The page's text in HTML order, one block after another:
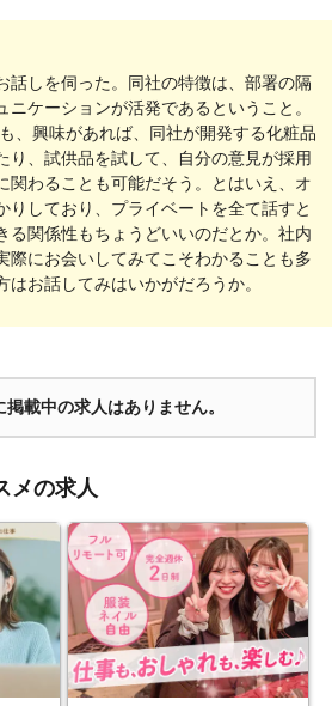
話しを伺った。同社の特徴は、部署の隔
ニケーションが活発であるということ。
、興味があれば、同社が開発する化粧品
り、試供品を試して、自分の意見が採用
関わることも可能だそう。とはいえ、オ
りしており、プライベートを全て話すと
る関係性もちょうどいいのだとか。社内
際にお会いしてみてこそわかることも多
お話してみはいかがだろうか。
載中の求人はありません。
メの求人